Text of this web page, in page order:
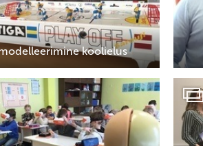
koolielus